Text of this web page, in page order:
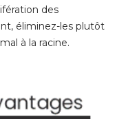
des
éliminez-les plutôt
à la racine.